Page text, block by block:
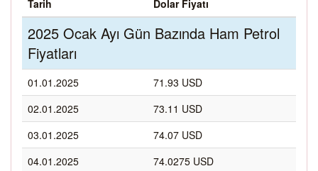
Tarih
Dolar Fiyatı
2025 Ocak Ayı Gün Bazında Ham Petrol
Fiyatları
01.01.2025
71.93 USD
02.01.2025
73.11 USD
03.01.2025
74.07 USD
04.01.2025
74.0275 USD